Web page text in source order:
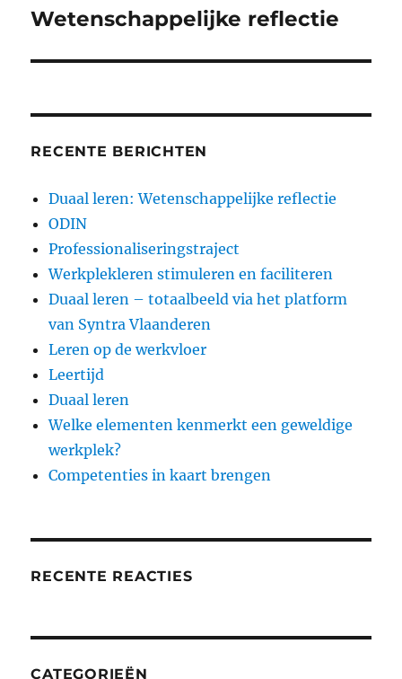
bericht:
Wetenschappelijke reflectie
RECENTE BERICHTEN
Duaal leren: Wetenschappelijke reflectie
ODIN
Professionaliseringstraject
Werkplekleren stimuleren en faciliteren
Duaal leren – totaalbeeld via het platform
van Syntra Vlaanderen
Leren op de werkvloer
Leertijd
Duaal leren
Welke elementen kenmerkt een geweldige
werkplek?
Competenties in kaart brengen
RECENTE REACTIES
CATEGORIEËN